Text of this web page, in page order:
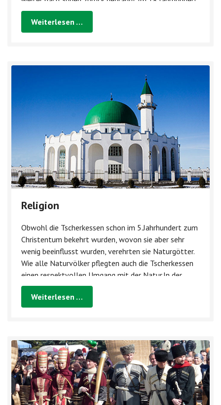
bildete der Kuban Fluss die nördlichste Grenze...
Weiterlesen …
Religion
Obwohl die Tscherkessen schon im 5.Jahrhundert zum
Christentum bekehrt wurden, wovon sie aber sehr
wenig beeinflusst wurden, verehrten sie Naturgötter.
Wie alle Naturvölker pflegten auch die Tscherkessen
einen respektvollen Umgang mit der Natur.In der
Vergangenheit wurde kein Baum ohne den...
Weiterlesen …